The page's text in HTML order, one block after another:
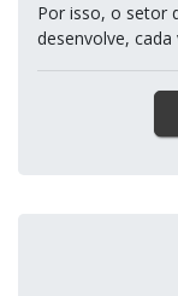
Por isso, o setor
desenvolve,